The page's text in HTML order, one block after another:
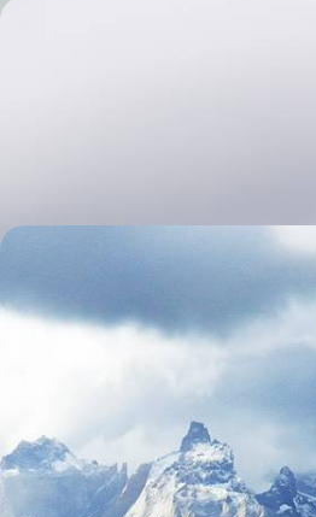
Épopée patagonne et
et le Chili du bout du monde
Un périple inoubliable – parfois
Santiago en passant par les confins de
15 jours, de CHF 9500 à CHF 12500
Toutes nos suggestions de